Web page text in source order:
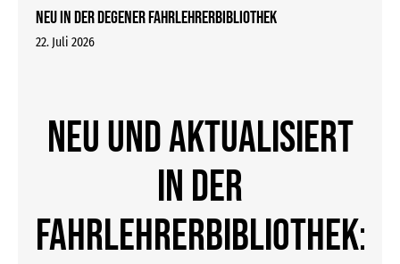
Neu in der DEGENER Fahrlehrerbibliothek
22. Juli 2026
Neu und aktualisiert
in der
Fahrlehrerbibliothek: